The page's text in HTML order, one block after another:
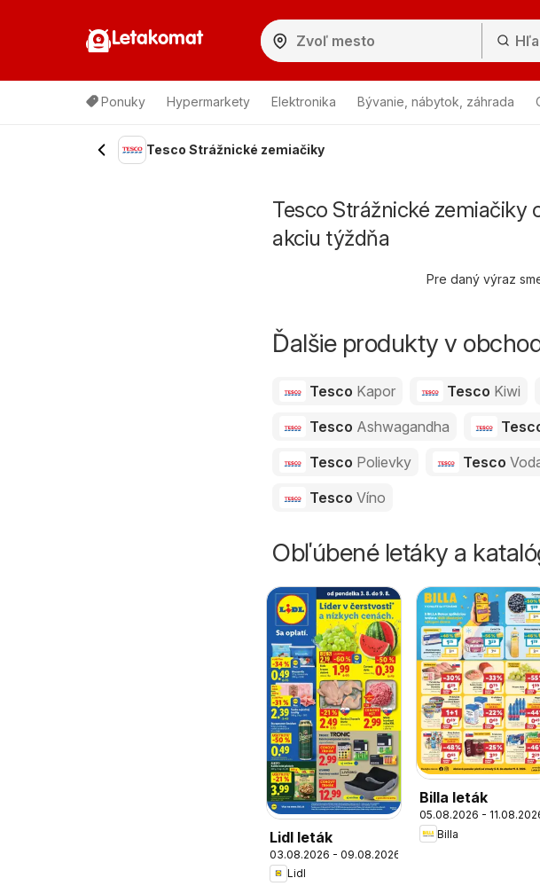
Letakomat
Ponuky Hypermarkety Elektronika Bývanie, nábytok, záhrada
Tesco Strážnické zemiačiky
Tesco Strážnické zemiačiky
akciu týždňa
Pre daný výraz
Ďalšie produkty v
Tesco Kapor Tesco Kiwi
Tesco Ashwagandha
Tesco Polievky Tesco
Tesco Víno
Obľúbené letáky a
Lidl leták
03.08.2026 - 09.08.2026
Lidl
Billa leták
05.08.2026 -
Billa